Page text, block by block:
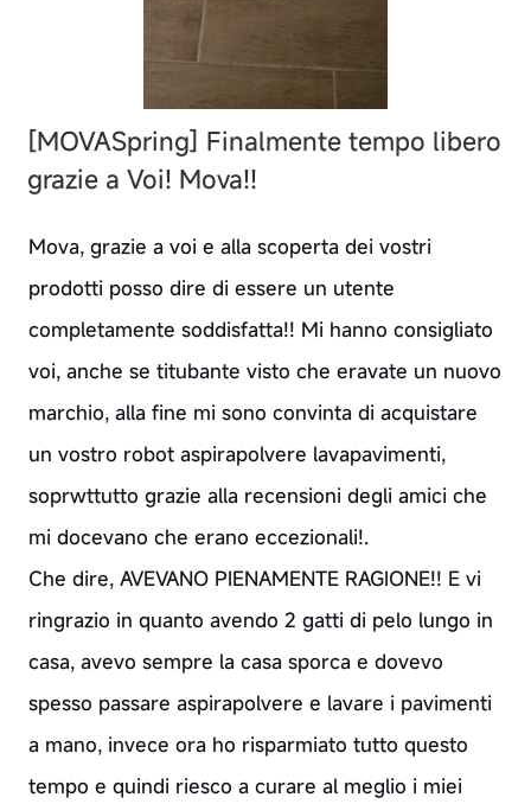
[MOVASpring] Finalmente tempo libero
grazie a Voi! Mova!!
Mova, grazie a voi e alla scoperta dei vostri
prodotti posso dire di essere un utente
completamente soddisfatta!! Mi hanno consigliato
voi, anche se titubante visto che eravate un nuovo
marchio, alla fine mi sono convinta di acquistare
un vostro robot aspirapolvere lavapavimenti,
soprwttutto grazie alla recensioni degli amici che
mi docevano che erano eccezionali!.
Che dire, AVEVANO PIENAMENTE RAGIONE!! E vi
ringrazio in quanto avendo 2 gatti di pelo lungo in
casa, avevo sempre la casa sporca e dovevo
spesso passare aspirapolvere e lavare i pavimenti
a mano, invece ora ho risparmiato tutto questo
tempo e quindi riesco a curare al meglio i miei